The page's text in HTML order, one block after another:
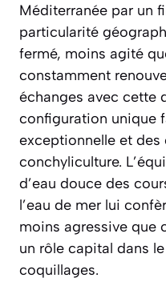
Méditerranée par un
particularité
fermé, moins agité
constamment
échanges avec cette
configuration unique
exceptionnelle et
conchyliculture.
d’eau douce des
l’eau de mer lui
moins agressive que
un rôle capital dans
coquillages.